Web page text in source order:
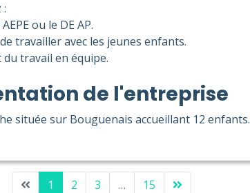
:
ou le DE AP.
de travailler avec les jeunes enfants.
du travail en équipe.
de l'entreprise
située sur Bouguenais accueillant 12 enfants.
1 2 3 … 15